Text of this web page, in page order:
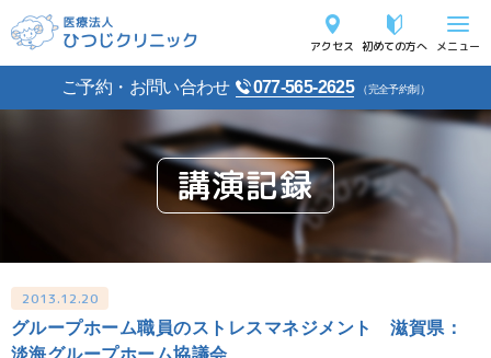
アクセス 初めての方へ メニュー
ご予約・お問い合わせ 077-565-2625 （完全予約制）
講演記録
2013.12.20
グループホーム職員のストレスマネジメント 滋賀県：
淡海グループホーム協議会